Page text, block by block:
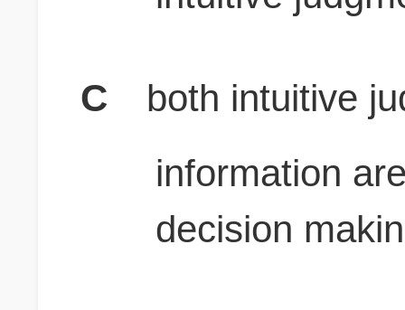
C
both intuitive
information
decision